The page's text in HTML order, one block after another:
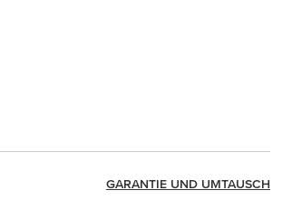
GARANTIE UND UMTAUSCH